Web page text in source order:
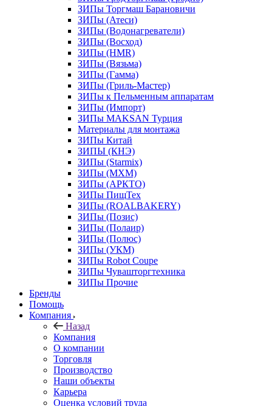
ЗИПы Торгмаш Барановичи
ЗИПы (Атеси)
ЗИПы (Водонагреватели)
ЗИПы (Восход)
ЗИПы (HMR)
ЗИПы (Вязьма)
ЗИПы (Гамма)
ЗИПы (Гриль-Мастер)
ЗИПы к Пельменным аппаратам
ЗИПы (Импорт)
ЗИПы MAKSAN Турция
Материалы для монтажа
ЗИПы Китай
ЗИПЫ (КНЭ)
ЗИПы (Starmix)
ЗИПы (МХМ)
ЗИПы (АРКТО)
ЗИПы ПищТех
ЗИПы (ROALBAKERY)
ЗИПы (Позис)
ЗИПы (Полаир)
ЗИПы (Полюс)
ЗИПы (УКМ)
ЗИПы Robot Coupe
ЗИПы Чувашторгтехника
ЗИПы Прочие
Бренды
Помощь
Компания
Назад
Компания
О компании
Торговля
Производство
Наши объекты
Карьера
Оценка условий труда